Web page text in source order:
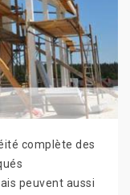
complète des
peuvent aussi